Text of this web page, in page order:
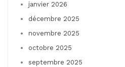
janvier 2026
décembre 2025
novembre 2025
octobre 2025
septembre 2025